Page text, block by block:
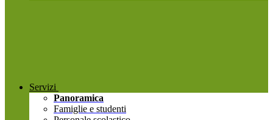
Servizi
Panoramica
Famiglie e studenti